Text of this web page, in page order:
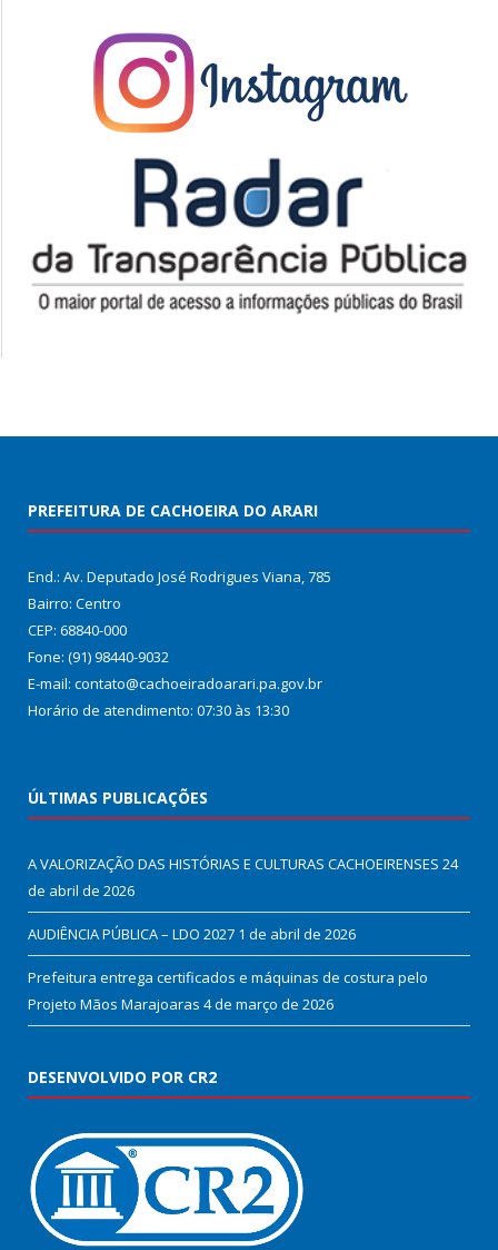
PREFEITURA DE CACHOEIRA DO ARARI
End.: Av. Deputado José Rodrigues Viana, 785
Bairro: Centro
CEP: 68840-000
Fone: (91) 98440-9032
E-mail: contato@cachoeiradoarari.pa.gov.br
Horário de atendimento: 07:30 às 13:30
ÚLTIMAS PUBLICAÇÕES
A VALORIZAÇÃO DAS HISTÓRIAS E CULTURAS CACHOEIRENSES 24
de abril de 2026
AUDIÊNCIA PÚBLICA – LDO 2027 1 de abril de 2026
Prefeitura entrega certificados e máquinas de costura pelo
Projeto Mãos Marajoaras 4 de março de 2026
DESENVOLVIDO POR CR2